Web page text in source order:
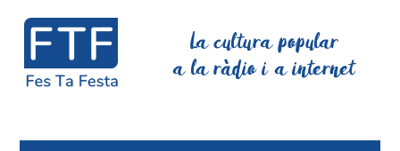
La cultura popular
a la ràdio i a internet